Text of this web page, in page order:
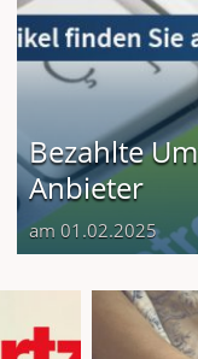
Bezahlte
Anbieter
am 01.02.2025